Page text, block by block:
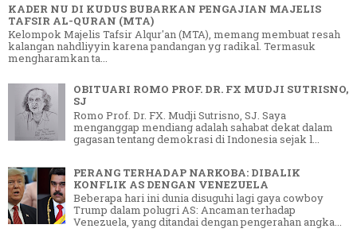
KADER NU DI KUDUS BUBARKAN PENGAJIAN MAJELIS
TAFSIR AL-QURAN (MTA)
Kelompok Majelis Tafsir Alqur'an (MTA), memang membuat resah
kalangan nahdliyyin karena pandangan yg radikal. Termasuk
mengharamkan ta...
OBITUARI ROMO PROF. DR. FX MUDJI SUTRISNO,
SJ
Romo Prof. Dr. FX. Mudji Sutrisno, SJ. Saya
menganggap mendiang adalah sahabat dekat dalam
gagasan tentang demokrasi di Indonesia sejak l...
PERANG TERHADAP NARKOBA: DIBALIK
KONFLIK AS DENGAN VENEZUELA
Beberapa hari ini dunia disuguhi lagi gaya cowboy
Trump dalam polugri AS: Ancaman terhadap
Venezuela, yang ditandai dengan pengerahan angka...